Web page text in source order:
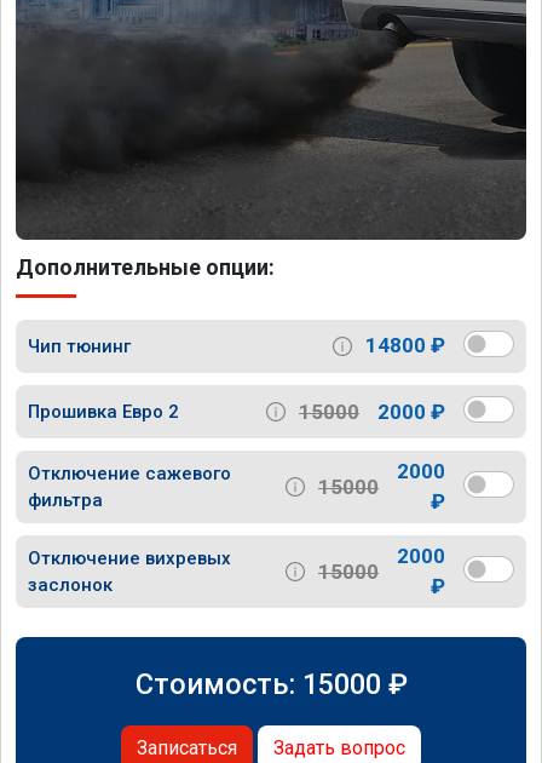
Дополнительные опции:
Чип тюнинг 14800 ₽
Прошивка Евро 2 15000 2000 ₽
Отключение сажевого
фильтра
15000
2000
₽
Отключение вихревых
заслонок
15000
2000
₽
Стоимость: 15000 ₽
Записаться Задать вопрос